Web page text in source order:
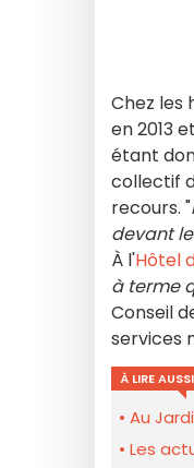
Chez les
en 2013
étant
collectif
recours. "
devant
À l'Hôtel
à terme
Conseil
services
À LIRE AUSSI
Au
Les